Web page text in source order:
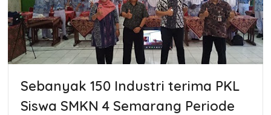
Sebanyak 150 Industri terima PKL
Siswa SMKN 4 Semarang Periode